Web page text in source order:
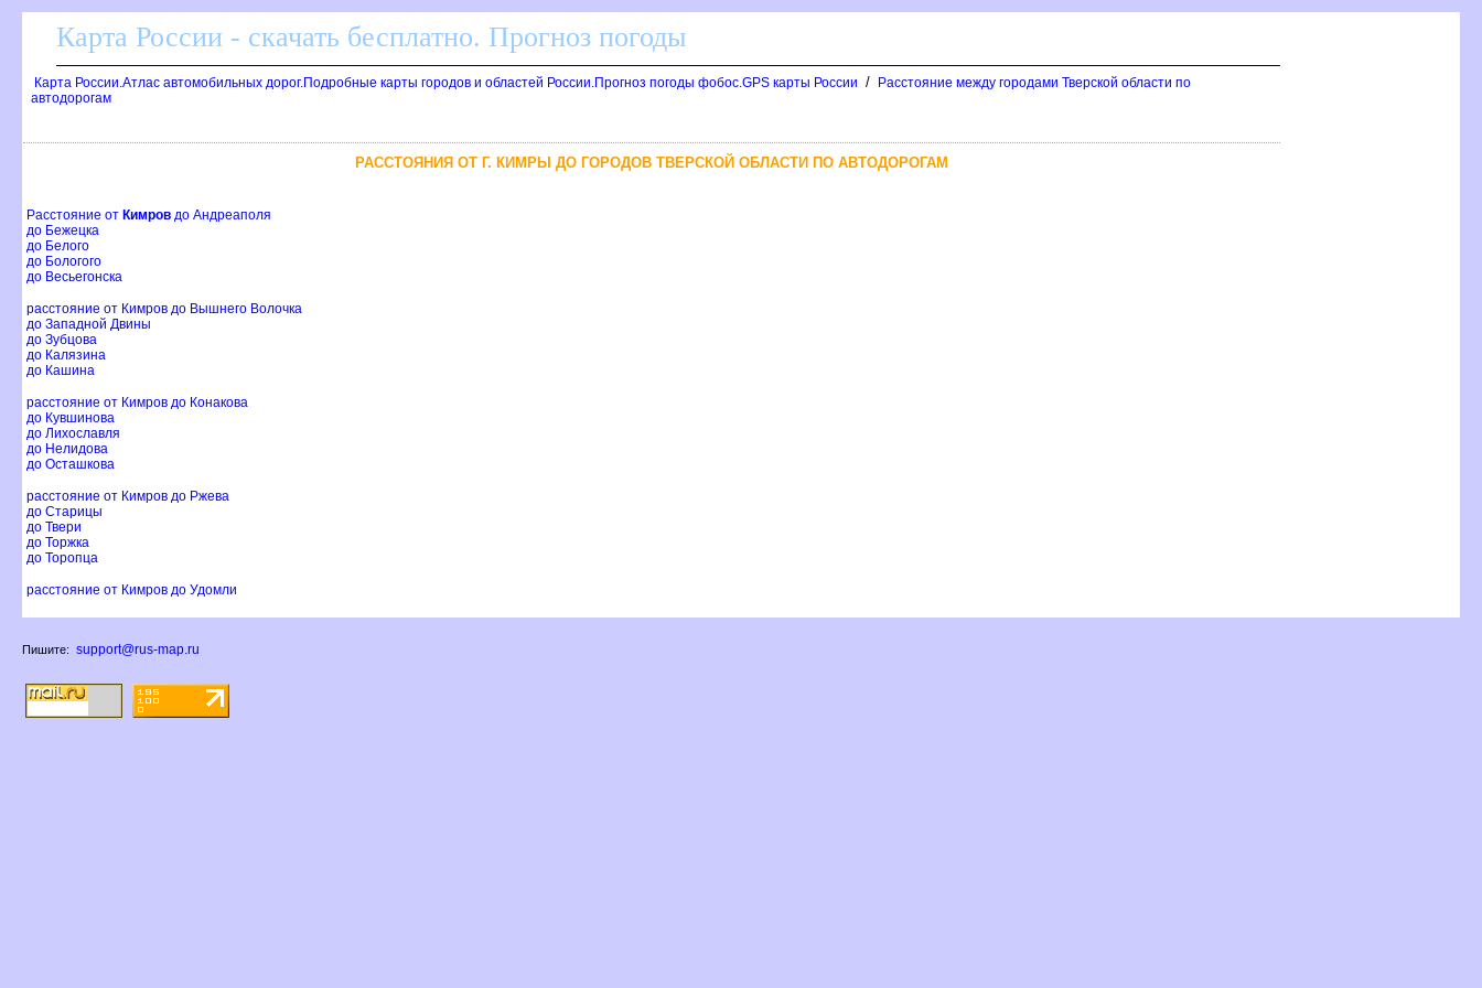
Карта России - скачать бесплатно. Прогноз погоды
Карта России.Атлас автомобильных дорог.Подробные карты городов и областей России.Прогноз погоды фобос.GPS карты России /
Расстояние между городами Тверской области по
автодорогам
РАССТОЯНИЯ ОТ Г. КИМРЫ ДО ГОРОДОВ ТВЕРСКОЙ ОБЛАСТИ ПО АВТОДОРОГАМ
Расстояние от Кимров до Андреаполя
до Бежецка
до Белого
до Бологого
до Весьегонска
расстояние от Кимров до Вышнего Волочка
до Западной Двины
до Зубцова
до Калязина
до Кашина
расстояние от Кимров до Конакова
до Кувшинова
до Лихославля
до Нелидова
до Осташкова
расстояние от Кимров до Ржева
до Старицы
до Твери
до Торжка
до Торопца
расстояние от Кимров до Удомли
Пишите: support@rus-map.ru